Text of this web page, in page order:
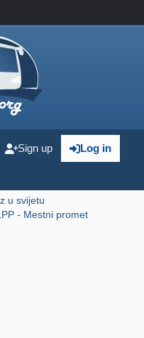
Log in
Sign up
u svijetu
- Mestni promet